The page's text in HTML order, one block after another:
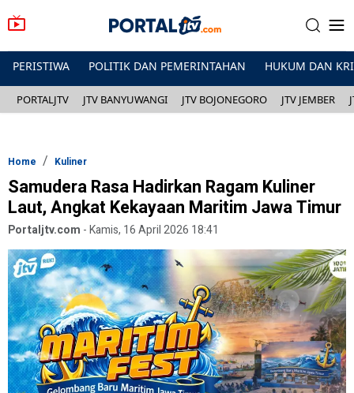
PERISTIWA POLITIK DAN PEMERINTAHAN HUKUM DAN
PORTALJTV JTV BANYUWANGI JTV BOJONEGORO JTV JEMBER
Home Kuliner
Samudera Rasa Hadirkan Ragam Kuliner
Laut, Angkat Kekayaan Maritim Jawa Timur
Portaljtv.com -Kamis, 16 April 2026 18:41